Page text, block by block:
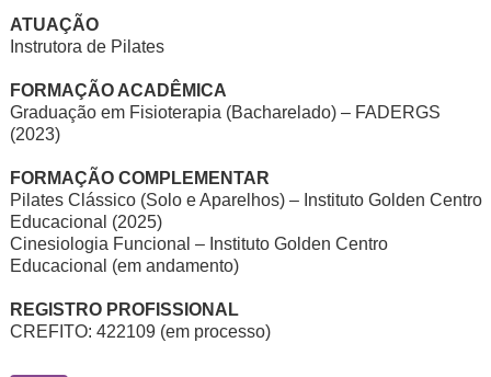
ATUAÇÃO
Instrutora de Pilates
FORMAÇÃO ACADÊMICA
Graduação em Fisioterapia (Bacharelado) – FADERGS
(2023)
FORMAÇÃO COMPLEMENTAR
Pilates Clássico (Solo e Aparelhos) – Instituto Golden Centro
Educacional (2025)
Cinesiologia Funcional – Instituto Golden Centro
Educacional (em andamento)
REGISTRO PROFISSIONAL
CREFITO: 422109 (em processo)